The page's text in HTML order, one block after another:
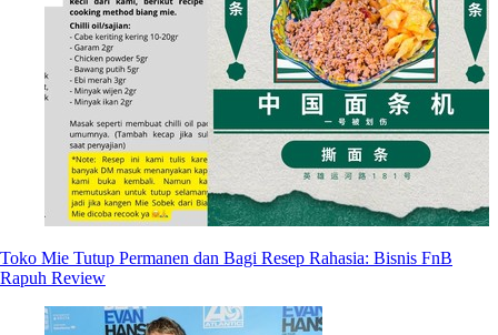
Toko Mie Tutup Permanen dan Bagi Resep Rahasia: Bisnis FnB
Rapuh Review